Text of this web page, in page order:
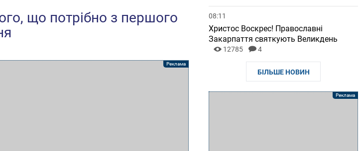
що потрібно з першого
08:11
Христос Воскрес! Православні
Закарпаття святкують Великдень
12785 4
БІЛЬШЕ НОВИН